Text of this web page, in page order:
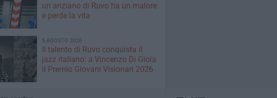
un anziano di Ruvo ha un malore
e perde la vita
5 AGOSTO 2026
Il talento di Ruvo conquista il
jazz italiano: a Vincenzo Di Gioia
il Premio Giovani Visionari 2026